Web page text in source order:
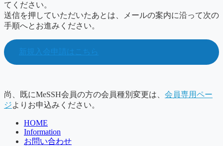
てください。
送信を押していただいたあとは、メールの案内に沿って次の
手順へとお進みください。
新規入会申請はこちら
尚、既にMeSSH会員の方の会員種別変更は、 会員専用ペー
ジよりお申込みください。
HOME
Information
お問い合わせ